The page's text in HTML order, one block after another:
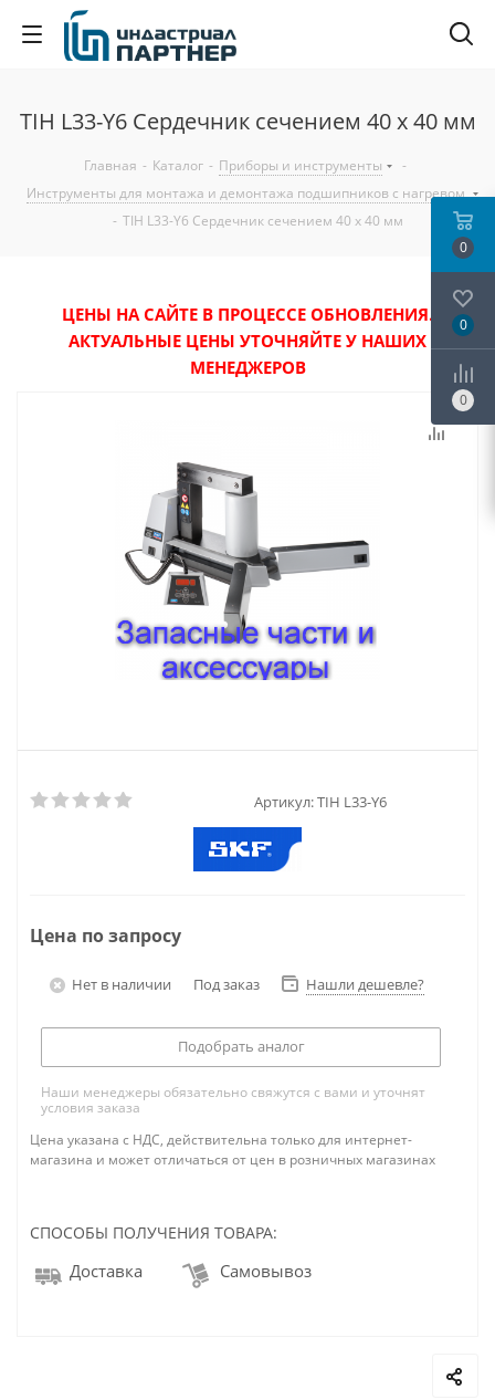
TIH L33-Y6 Сердечник сечением 40 х 40 мм
Главная - Каталог - Приборы и инструменты
-
Инструменты для монтажа и демонтажа подшипников с нагревом
- TIH L33-Y6 Сердечник сечением 40 х 40 мм
ЦЕНЫ НА САЙТЕ В ПРОЦЕССЕ ОБНОВЛЕНИЯ.
АКТУАЛЬНЫЕ ЦЕНЫ УТОЧНЯЙТЕ У НАШИХ
МЕНЕДЖЕРОВ
Артикул:TIH L33-Y6
Цена по запросу
Нет в наличии Под заказ Нашли дешевле?
Подобрать аналог
Наши менеджеры обязательно свяжутся с вами и уточнят
условия заказа
Цена указана с НДС, действительна только для интернет-
магазина и может отличаться от цен в розничных магазинах
СПОСОБЫ ПОЛУЧЕНИЯ ТОВАРА:
Доставка Самовывоз
0
0
0